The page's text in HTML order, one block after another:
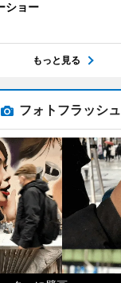
ショー
もっと見る
フォトフラッシュ